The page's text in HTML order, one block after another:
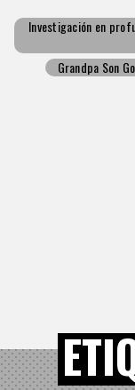
Investigación en
Grandpa Son